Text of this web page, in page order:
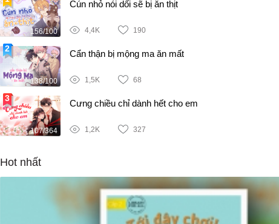
156/100
Cún nhỏ nói dối sẽ bị ăn thịt
4,4K 190
138/100
Cẩn thận bị mộng ma ăn mất
1,5K 68
107/364
Cưng chiều chỉ dành hết cho em
1,2K 327
Hot nhất